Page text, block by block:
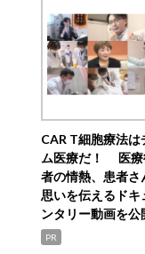
CAR T細胞療法は
ム医療だ！ 医療
者の情熱、患者さ
思いを伝えるドキ
ンタリー動画を公
PR